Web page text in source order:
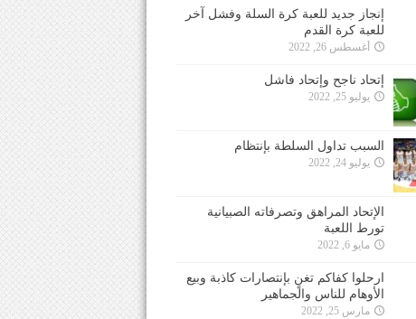
إنجاز جديد للعبة كرة السلة وفشل آخر
للعبة كرة القدم
أغسطس 26, 2022
إتحاد ناجح وإتحاد فاشل
يوليو 25, 2022
السبب تداول السلطة بإنتظام
يوليو 24, 2022
الإتحاد المراهق وتصرفاته الصبيانية
تورط اللعبة
مايو 6, 2022
ارحلوا كفاكم تغنٍ بإنتصارات كاذبة وبيع
الأوهام للناس والجماهير
مارس 25, 2022